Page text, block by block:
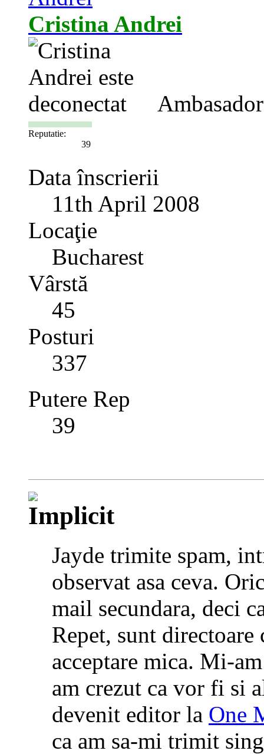
Cristina Andrei
Ambasador
Reputatie:
39
Data înscrierii
11th April 2008
Locaţie
Bucharest
Vârstă
45
Posturi
337
Putere Rep
39
Jayde trimite spam,
observat asa ceva.
mail secundara, deci
Repet, sunt
acceptare mica. Mi-
am crezut ca vor fi si
devenit editor la One
ca am sa-mi trimit